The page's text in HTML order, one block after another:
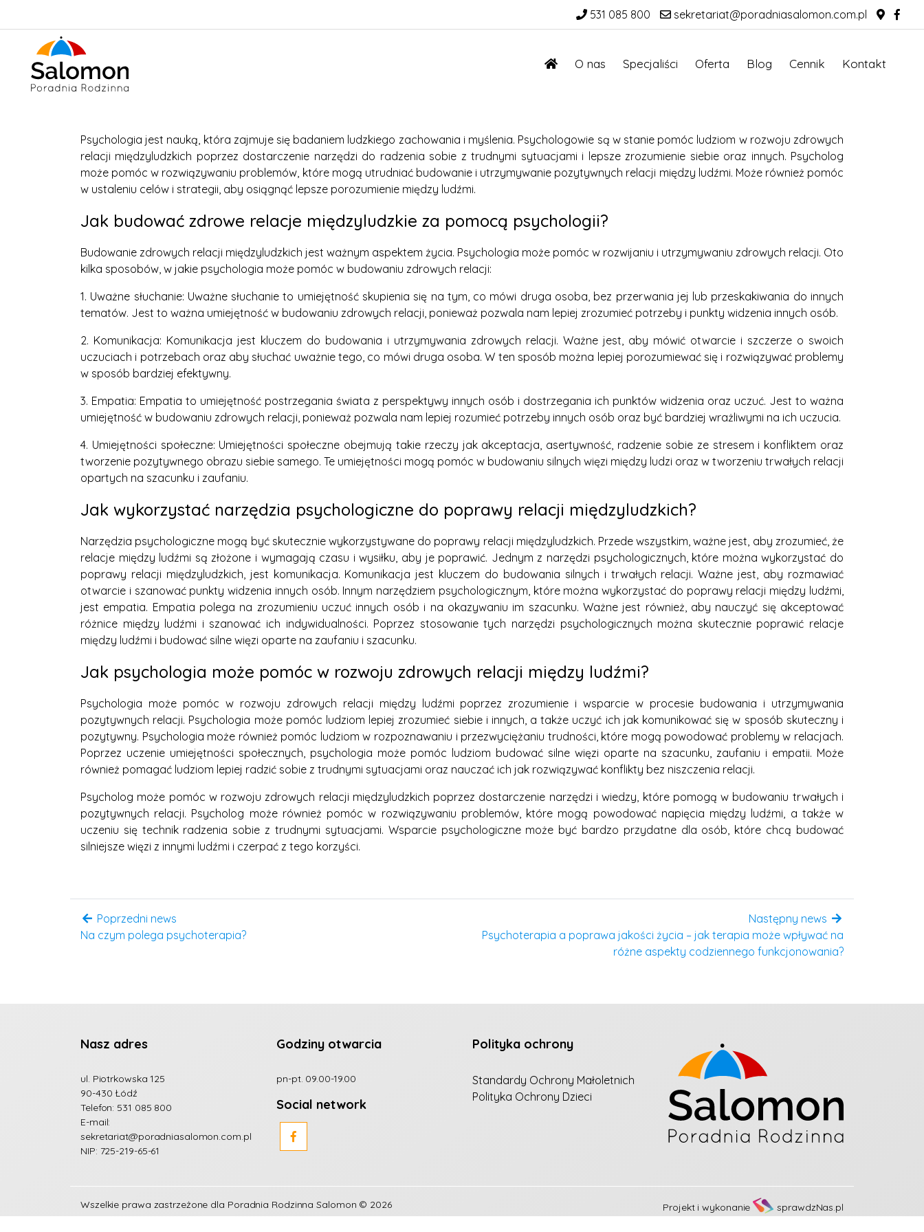
531 085 800 sekretariat@poradniasalomon.com.pl
O nas Specjaliści Oferta Blog Cennik Kontakt
Psychologia jest nauką, która zajmuje się badaniem ludzkiego zachowania i myślenia. Psychologowie są w stanie pomóc ludziom w rozwoju zdrowych
relacji międzyludzkich poprzez dostarczenie narzędzi do radzenia sobie z trudnymi sytuacjami i lepsze zrozumienie siebie oraz innych. Psycholog
może pomóc w rozwiązywaniu problemów, które mogą utrudniać budowanie i utrzymywanie pozytywnych relacji między ludźmi. Może również pomóc
w ustaleniu celów i strategii, aby osiągnąć lepsze porozumienie między ludźmi.
Jak budować zdrowe relacje międzyludzkie za pomocą psychologii?
Budowanie zdrowych relacji międzyludzkich jest ważnym aspektem życia. Psychologia może pomóc w rozwijaniu i utrzymywaniu zdrowych relacji. Oto
kilka sposobów, w jakie psychologia może pomóc w budowaniu zdrowych relacji:
1. Uważne słuchanie: Uważne słuchanie to umiejętność skupienia się na tym, co mówi druga osoba, bez przerwania jej lub przeskakiwania do innych
tematów. Jest to ważna umiejętność w budowaniu zdrowych relacji, ponieważ pozwala nam lepiej zrozumieć potrzeby i punkty widzenia innych osób.
2. Komunikacja: Komunikacja jest kluczem do budowania i utrzymywania zdrowych relacji. Ważne jest, aby mówić otwarcie i szczerze o swoich
uczuciach i potrzebach oraz aby słuchać uważnie tego, co mówi druga osoba. W ten sposób można lepiej porozumiewać się i rozwiązywać problemy
w sposób bardziej efektywny.
3. Empatia: Empatia to umiejętność postrzegania świata z perspektywy innych osób i dostrzegania ich punktów widzenia oraz uczuć. Jest to ważna
umiejętność w budowaniu zdrowych relacji, ponieważ pozwala nam lepiej rozumieć potrzeby innych osób oraz być bardziej wrażliwymi na ich uczucia.
4. Umiejętności społeczne: Umiejętności społeczne obejmują takie rzeczy jak akceptacja, asertywność, radzenie sobie ze stresem i konfliktem oraz
tworzenie pozytywnego obrazu siebie samego. Te umiejętności mogą pomóc w budowaniu silnych więzi między ludzi oraz w tworzeniu trwałych relacji
opartych na szacunku i zaufaniu.
Jak wykorzystać narzędzia psychologiczne do poprawy relacji międzyludzkich?
Narzędzia psychologiczne mogą być skutecznie wykorzystywane do poprawy relacji międzyludzkich. Przede wszystkim, ważne jest, aby zrozumieć, że
relacje między ludźmi są złożone i wymagają czasu i wysiłku, aby je poprawić. Jednym z narzędzi psychologicznych, które można wykorzystać do
poprawy relacji międzyludzkich, jest komunikacja. Komunikacja jest kluczem do budowania silnych i trwałych relacji. Ważne jest, aby rozmawiać
otwarcie i szanować punkty widzenia innych osób. Innym narzędziem psychologicznym, które można wykorzystać do poprawy relacji między ludźmi,
jest empatia. Empatia polega na zrozumieniu uczuć innych osób i na okazywaniu im szacunku. Ważne jest również, aby nauczyć się akceptować
różnice między ludźmi i szanować ich indywidualności. Poprzez stosowanie tych narzędzi psychologicznych można skutecznie poprawić relacje
między ludźmi i budować silne więzi oparte na zaufaniu i szacunku.
Jak psychologia może pomóc w rozwoju zdrowych relacji między ludźmi?
Psychologia może pomóc w rozwoju zdrowych relacji między ludźmi poprzez zrozumienie i wsparcie w procesie budowania i utrzymywania
pozytywnych relacji. Psychologia może pomóc ludziom lepiej zrozumieć siebie i innych, a także uczyć ich jak komunikować się w sposób skuteczny i
pozytywny. Psychologia może również pomóc ludziom w rozpoznawaniu i przezwyciężaniu trudności, które mogą powodować problemy w relacjach.
Poprzez uczenie umiejętności społecznych, psychologia może pomóc ludziom budować silne więzi oparte na szacunku, zaufaniu i empatii. Może
również pomagać ludziom lepiej radzić sobie z trudnymi sytuacjami oraz nauczać ich jak rozwiązywać konflikty bez niszczenia relacji.
Psycholog może pomóc w rozwoju zdrowych relacji międzyludzkich poprzez dostarczenie narzędzi i wiedzy, które pomogą w budowaniu trwałych i
pozytywnych relacji. Psycholog może również pomóc w rozwiązywaniu problemów, które mogą powodować napięcia między ludźmi, a także w
uczeniu się technik radzenia sobie z trudnymi sytuacjami. Wsparcie psychologiczne może być bardzo przydatne dla osób, które chcą budować
silniejsze więzi z innymi ludźmi i czerpać z tego korzyści.
Poprzedni news
Na czym polega psychoterapia?
Następny news
Psychoterapia a poprawa jakości życia – jak terapia może wpływać na
różne aspekty codziennego funkcjonowania?
Nasz adres
ul. Piotrkowska 125
90-430 Łódź
Telefon: 531 085 800
E-mail:
sekretariat@poradniasalomon.com.pl
NIP: 725-219-65-61
Godziny otwarcia
pn-pt. 09.00-19.00
Social network
Polityka ochrony
Standardy Ochrony Małoletnich
Polityka Ochrony Dzieci
Wszelkie prawa zastrzeżone dla Poradnia Rodzinna Salomon © 2026 Projekt i wykonanie sprawdzNas.pl